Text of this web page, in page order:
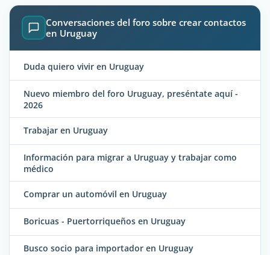
Conversaciones del foro sobre crear contactos
en Uruguay
Duda quiero vivir en Uruguay
Nuevo miembro del foro Uruguay, preséntate aquí -
2026
Trabajar en Uruguay
Información para migrar a Uruguay y trabajar como
médico
Comprar un automóvil en Uruguay
Boricuas - Puertorriqueños en Uruguay
Busco socio para importador en Uruguay